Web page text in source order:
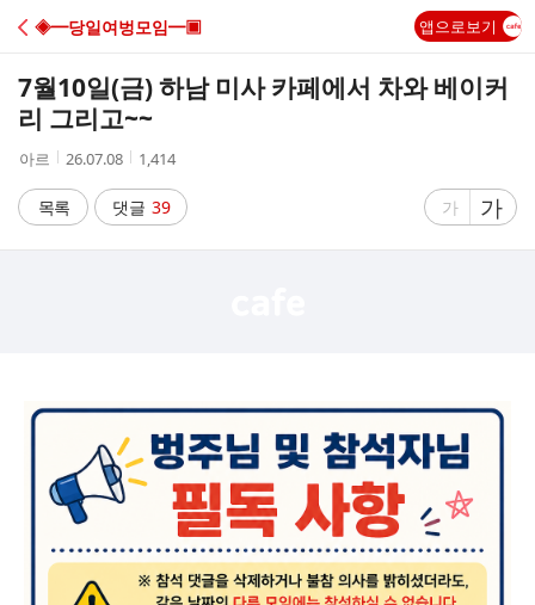
C
A
◈━당일여벙모임━▣ 앱으로보기
7월10일(금) 하남 미사 카페에서 차와 베이커
리 그리고~~
작
자
아르
작
시
간
26.07.08
조
수
1,414
목록 댓글 39
글
가
글
자
가